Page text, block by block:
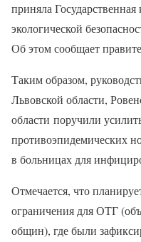
приняла
экологической
Об этом сообщает
Таким образом,
Львовской области,
области поручили
противоэпидемических
в больницах для
Отмечается, что
ограничения для ОТГ
общин), где были